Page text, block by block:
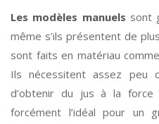
Les modèles manuels sont
même s’ils présentent de
sont faits en matériau
Ils nécessitent assez peu
d’obtenir du jus à la
forcément l’idéal pour un